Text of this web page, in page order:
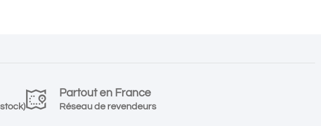
Partout en France
Réseau de revendeurs